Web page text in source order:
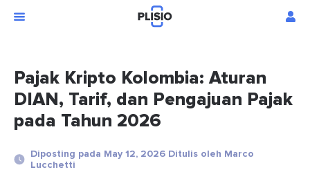
Pajak Kripto Kolombia: Aturan
DIAN, Tarif, dan Pengajuan Pajak
pada Tahun 2026
Diposting pada May 12, 2026 Ditulis oleh Marco
Lucchetti